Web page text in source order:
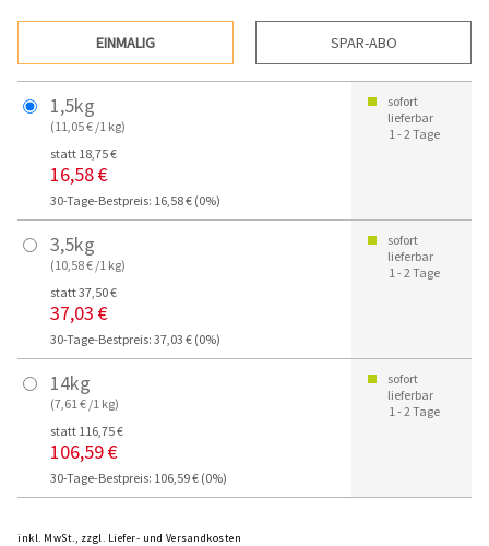
EINMALIG SPAR-ABO
1,5kg
(11,05 € /1 kg)
statt 18,75 €
16,58 €
30-Tage-Bestpreis: 16,58 € (0%)
sofort
lieferbar
1 - 2 Tage
3,5kg
(10,58 € /1 kg)
statt 37,50 €
37,03 €
30-Tage-Bestpreis: 37,03 € (0%)
sofort
lieferbar
1 - 2 Tage
14kg
(7,61 € /1 kg)
statt 116,75 €
106,59 €
30-Tage-Bestpreis: 106,59 € (0%)
sofort
lieferbar
1 - 2 Tage
inkl. MwSt., zzgl. Liefer- und Versandkosten